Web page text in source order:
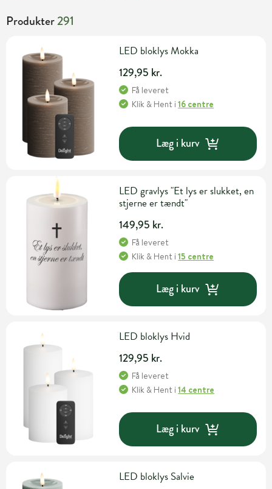
Produkter291
LED bloklys Mokka
129,95 kr.
Få leveret
Klik & Hent i16 centre
Læg i kurv
LED gravlys "Et lys er slukket, en
stjerne er tændt"
149,95 kr.
Få leveret
Klik & Hent i15 centre
Læg i kurv
LED bloklys Hvid
129,95 kr.
Få leveret
Klik & Hent i14 centre
Læg i kurv
LED bloklys Salvie